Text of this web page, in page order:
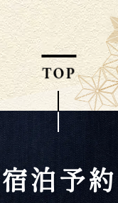
宿泊予約